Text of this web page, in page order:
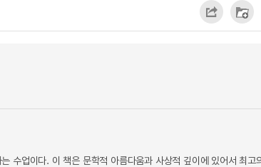
수업이다. 이 책은 문학적 아름다움과 사상적 깊이에 있어서 최고